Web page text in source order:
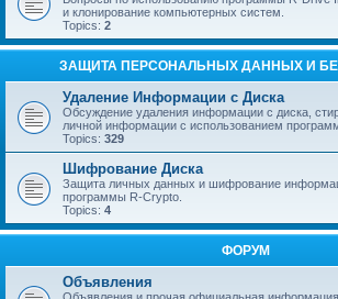
и клонирование компьютерных систем.
Topics: 2
ЗАЩИТА ПЕРСОНАЛЬНЫХ ДАННЫХ И
Удаление Информации с Диска
Обсуждение удаления информации с диска,
личной информации с использованием
Topics: 329
Шифрование Диска
Защита личных данных и шифрование
программы R-Crypto.
Topics: 4
ФОРУМ
Объявления